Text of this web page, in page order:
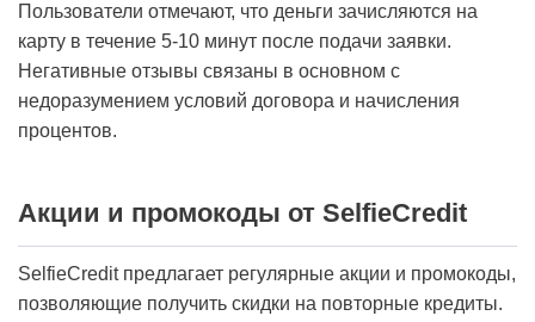
Пользователи отмечают, что деньги зачисляются на
карту в течение 5-10 минут после подачи заявки.
Негативные отзывы связаны в основном с
недоразумением условий договора и начисления
процентов.
Акции и промокоды от SelfieCredit
SelfieCredit предлагает регулярные акции и промокоды,
позволяющие получить скидки на повторные кредиты.